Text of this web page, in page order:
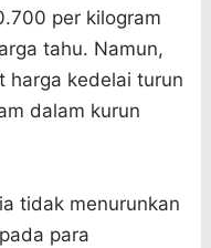
per kilogram
tahu. Namun,
harga kedelai turun
dalam kurun
tidak menurunkan
para